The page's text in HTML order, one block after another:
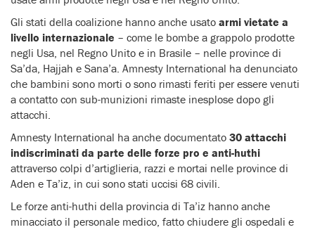
Gli stati della coalizione hanno anche usato armi vietate a
livello internazionale – come le bombe a grappolo prodotte
negli Usa, nel Regno Unito e in Brasile – nelle province di
Sa’da, Hajjah e Sana’a. Amnesty International ha denunciato
che bambini sono morti o sono rimasti feriti per essere venuti
a contatto con sub-munizioni rimaste inesplose dopo gli
attacchi.
Amnesty International ha anche documentato 30 attacchi
indiscriminati da parte delle forze pro e anti-huthi
attraverso colpi d’artiglieria, razzi e mortai nelle province di
Aden e Ta’iz, in cui sono stati uccisi 68 civili.
Le forze anti-huthi della provincia di Ta’iz hanno anche
minacciato il personale medico, fatto chiudere gli ospedali e